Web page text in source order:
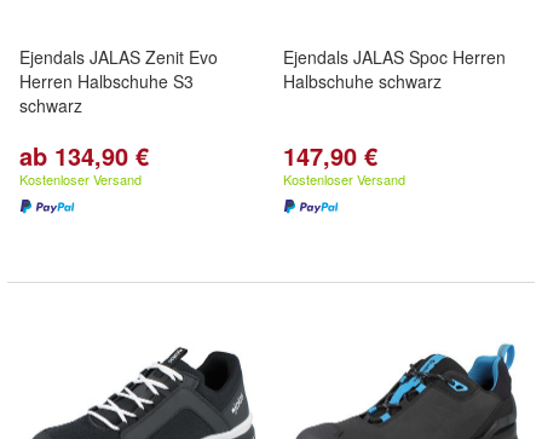
Ejendals JALAS Zenit Evo
Herren Halbschuhe S3
schwarz
ab 134,90 €
Kostenloser Versand
Ejendals JALAS Spoc Herren
Halbschuhe schwarz
147,90 €
Kostenloser Versand